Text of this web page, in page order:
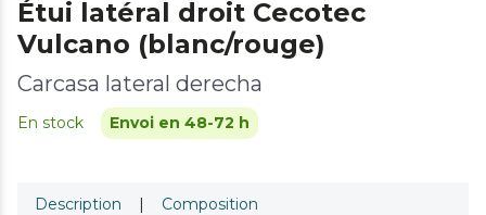
Étui latéral droit Cecotec
Vulcano (blanc/rouge)
Carcasa lateral derecha
En stock Envoi en 48-72 h
Description | Composition